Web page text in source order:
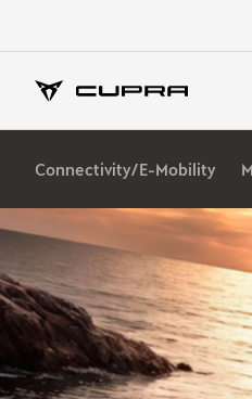
Connectivity/E-Mobility